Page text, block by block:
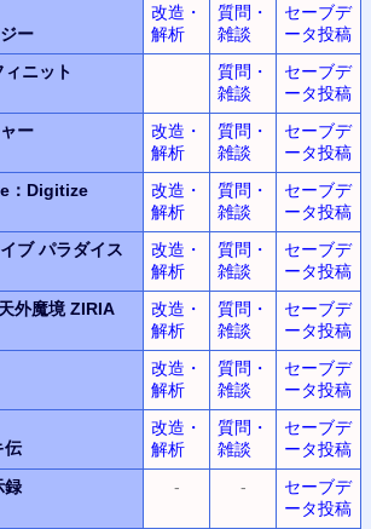
ー
改造・
解析
質問・
雑談
セーブデ
ータ投稿
ィニット
質問・
雑談
セーブデ
ータ投稿
ー
改造・
解析
質問・
雑談
セーブデ
ータ投稿
：Digitize
改造・
解析
質問・
雑談
セーブデ
ータ投稿
ブパラダイス
改造・
解析
質問・
雑談
セーブデ
ータ投稿
天外魔境 ZIRIA
改造・
解析
質問・
雑談
セーブデ
ータ投稿
改造・
解析
質問・
雑談
セーブデ
ータ投稿
伝
改造・
解析
質問・
雑談
セーブデ
ータ投稿
録 - -
セーブデ
ータ投稿